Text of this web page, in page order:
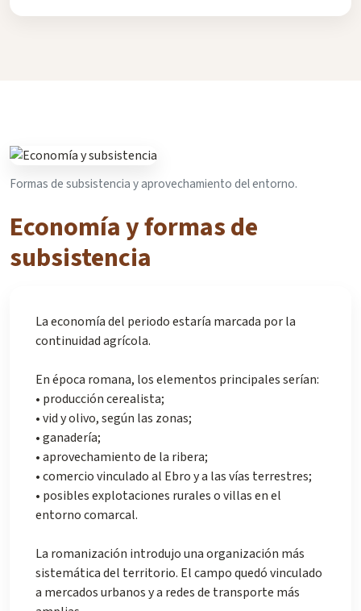
Formas de subsistencia y aprovechamiento del entorno.
Economía y formas de
subsistencia
La economía del periodo estaría marcada por la
continuidad agrícola.
En época romana, los elementos principales serían:
• producción cerealista;
• vid y olivo, según las zonas;
• ganadería;
• aprovechamiento de la ribera;
• comercio vinculado al Ebro y a las vías terrestres;
• posibles explotaciones rurales o villas en el
entorno comarcal.
La romanización introdujo una organización más
sistemática del territorio. El campo quedó vinculado
a mercados urbanos y a redes de transporte más